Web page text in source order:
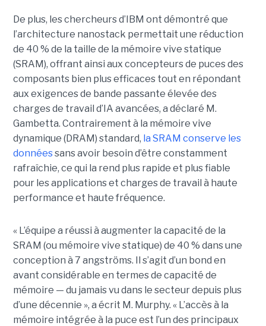
De plus, les chercheurs d’IBM ont démontré que
l’architecture nanostack permettait une réduction
de 40 % de la taille de la mémoire vive statique
(SRAM), offrant ainsi aux concepteurs de puces des
composants bien plus efficaces tout en répondant
aux exigences de bande passante élevée des
charges de travail d’IA avancées, a déclaré M.
Gambetta. Contrairement à la mémoire vive
dynamique (DRAM) standard, la SRAM conserve les
donnéessans avoir besoin d’être constamment
rafraîchie, ce qui la rend plus rapide et plus fiable
pour les applications et charges de travail à haute
performance et haute fréquence.
« L’équipe a réussi à augmenter la capacité de la
SRAM (ou mémoire vive statique) de 40 % dans une
conception à 7 angströms. Il s’agit d’un bond en
avant considérable en termes de capacité de
mémoire — du jamais vu dans le secteur depuis plus
d’une décennie », a écrit M. Murphy. « L’accès à la
mémoire intégrée à la puce est l’un des principaux